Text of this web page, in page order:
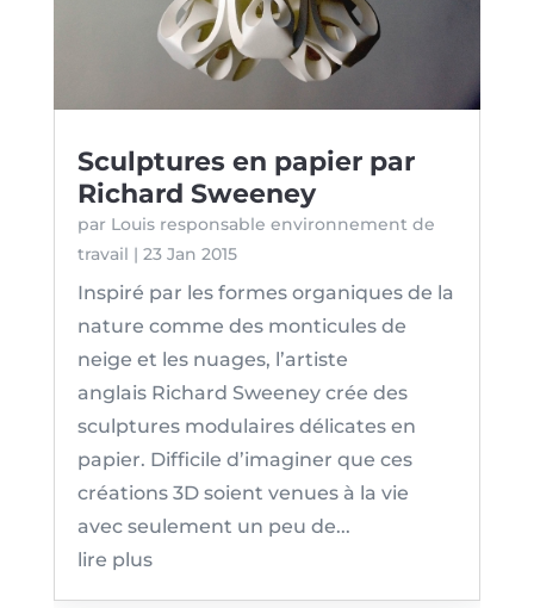
Sculptures en papier par
Richard Sweeney
par Louis responsable environnement de
travail | 23 Jan 2015
Inspiré par les formes organiques de la
nature comme des monticules de
neige et les nuages, l’artiste
anglais Richard Sweeney crée des
sculptures modulaires délicates en
papier. Difficile d’imaginer que ces
créations 3D soient venues à la vie
avec seulement un peu de...
lire plus